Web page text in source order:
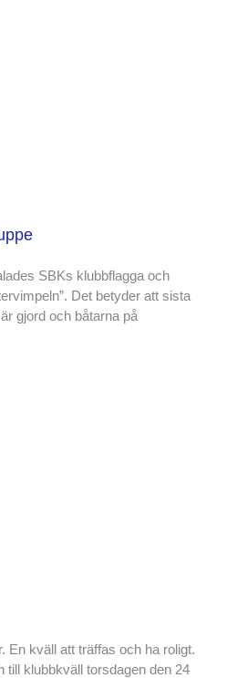
SBKs klubbflagga och
Det betyder att sista
gjord och båtarna på
En kväll att träffas och ha roligt.
till klubbkväll torsdagen den 24